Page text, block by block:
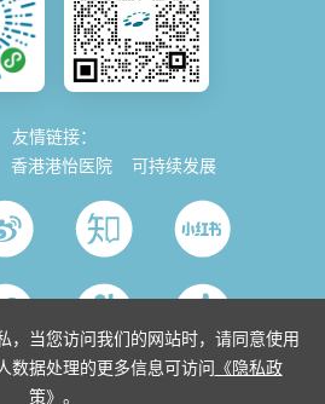
，当您访问我们的网站时，请同意使用
数据处理的更多信息可访问 《隐私政
策》 。
友情链接：
香港港怡医院 可持续发展